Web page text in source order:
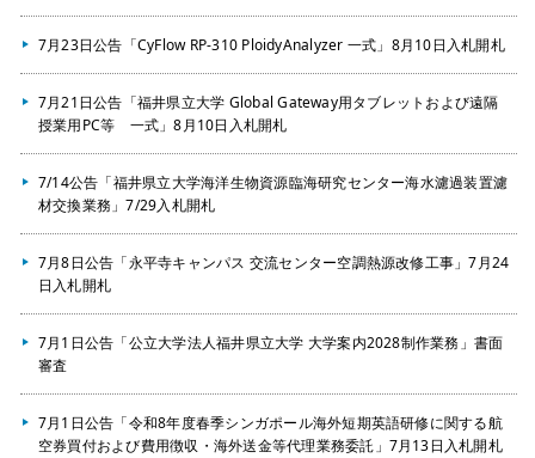
7月23日公告「CyFlow RP-310 PloidyAnalyzer 一式」8月10日入札開札
7月21日公告「福井県立大学 Global Gateway用タブレットおよび遠隔
授業用PC等 一式」8月10日入札開札
7/14公告「福井県立大学海洋生物資源臨海研究センター海水濾過装置濾
材交換業務」7/29入札開札
7月8日公告「永平寺キャンパス 交流センター空調熱源改修工事」7月24
日入札開札
7月1日公告「公立大学法人福井県立大学 大学案内2028制作業務」書面
審査
7月1日公告「令和8年度春季シンガポール海外短期英語研修に関する航
空券買付および費用徴収・海外送金等代理業務委託」7月13日入札開札